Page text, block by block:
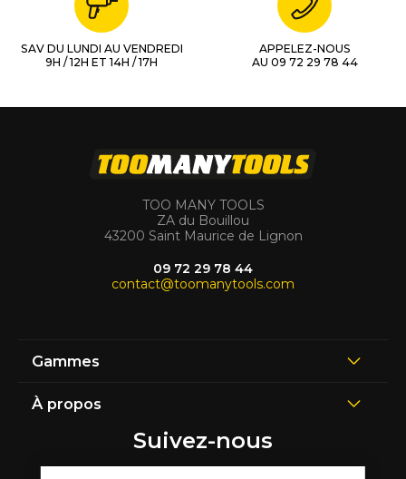
SAV DU LUNDI AU VENDREDI
9H / 12H ET 14H / 17H
APPELEZ-NOUS
AU 09 72 29 78 44
TOO MANY TOOLS
ZA du Bouillou
43200 Saint Maurice de Lignon
09 72 29 78 44
contact@toomanytools.com
Gammes
À propos
Suivez-nous